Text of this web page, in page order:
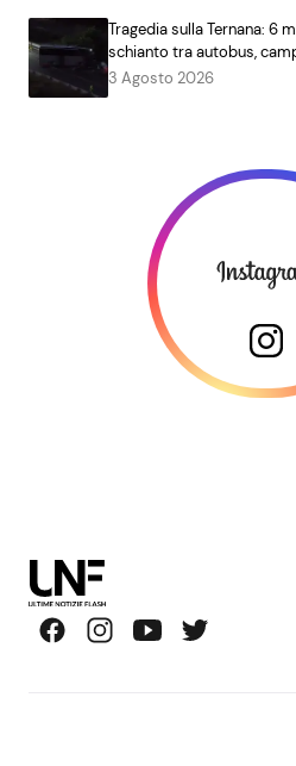
Tragedia sulla Ternana: 6
schianto tra autobus,
3 Agosto 2026